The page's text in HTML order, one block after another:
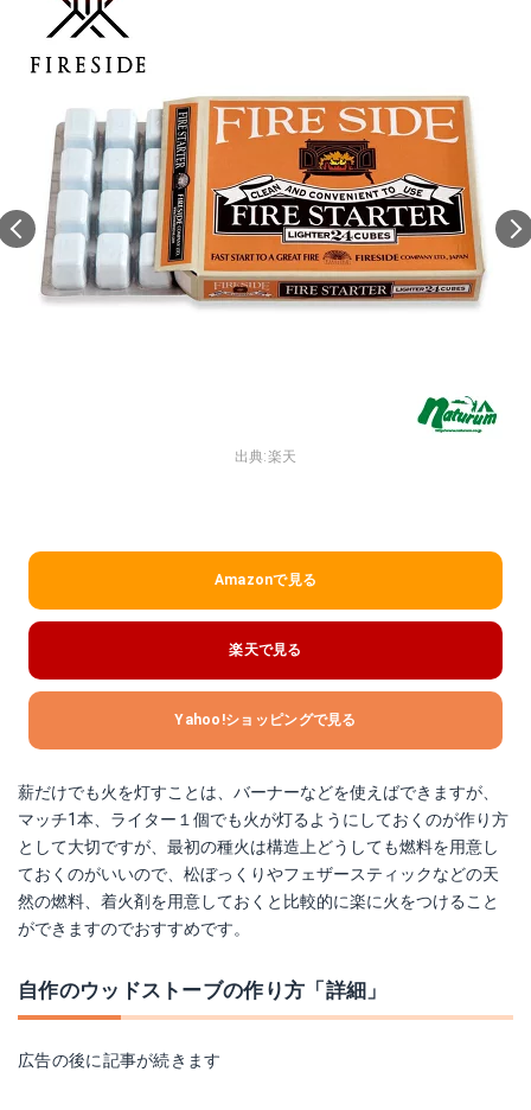
出典:楽天
Amazonで見る
楽天で見る
Yahoo!ショッピングで見る
薪だけでも火を灯すことは、バーナーなどを使えばできますが、
マッチ1本、ライター１個でも火が灯るようにしておくのが作り方
として大切ですが、最初の種火は構造上どうしても燃料を用意し
ておくのがいいので、松ぼっくりやフェザースティックなどの天
然の燃料、着火剤を用意しておくと比較的に楽に火をつけること
ができますのでおすすめです。
自作のウッドストーブの作り方「詳細」
広告の後に記事が続きます